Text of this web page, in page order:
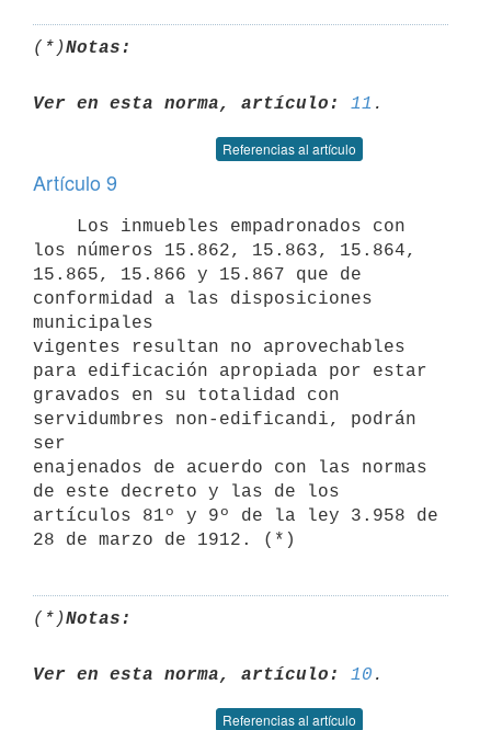
(*)Notas:
Ver en esta norma, artículo: 11
Referencias al artículo
Artículo 9
los números 15.862, 15.863, 15.864,
15.865, 15.866 y 15.867 que de
conformidad a las disposiciones
municipales
vigentes resultan no aprovechables
para edificación apropiada por estar
gravados en su totalidad con
servidumbres non-edificandi, podrán
ser
enajenados de acuerdo con las normas
de este decreto y las de los
artículos 81º y 9º de la ley 3.958 de
(*)Notas:
Ver en esta norma, artículo: 10
Referencias al artículo